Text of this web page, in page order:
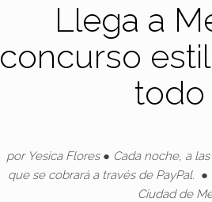
Llega a
concurso
todo
por Yesica Flores ● Cada noche, a
que se cobrará a través de PayPal.
Ciudad de